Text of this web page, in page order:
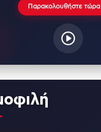
Παρακολουθήστε